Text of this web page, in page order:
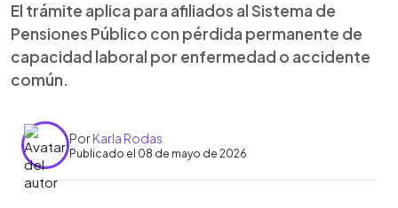
El trámite aplica para afiliados al Sistema de
Pensiones Público con pérdida permanente de
capacidad laboral por enfermedad o accidente
común.
PorKarla Rodas
Publicado el 08 de mayo de 2026